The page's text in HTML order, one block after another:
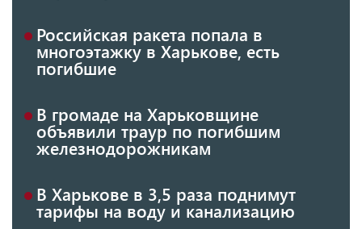
Российская ракета попала в
многоэтажку в Харькове, есть
погибшие
В громаде на Харьковщине
объявили траур по погибшим
железнодорожникам
В Харькове в 3,5 раза поднимут
тарифы на воду и канализацию